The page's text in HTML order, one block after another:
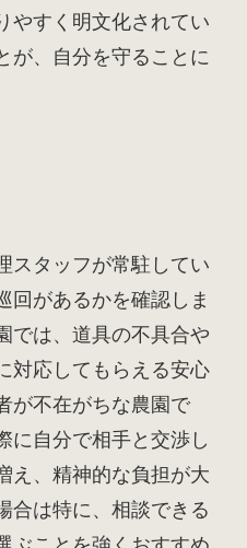
やすく明文化されてい
が、自分を守ることに
スタッフが常駐してい
回があるかを確認しま
では、道具の不具合や
対応してもらえる安心
が不在がちな農園で
に自分で相手と交渉し
え、精神的な負担が大
合は特に、相談できる